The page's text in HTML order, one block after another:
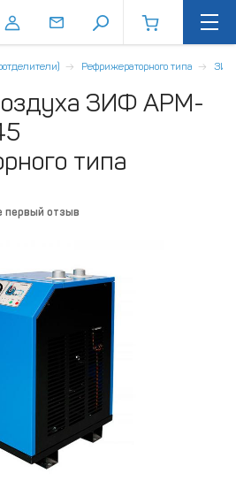
Рефрижераторного типа ЗИФ
ЗИФ АРМ-
типа
первый отзыв